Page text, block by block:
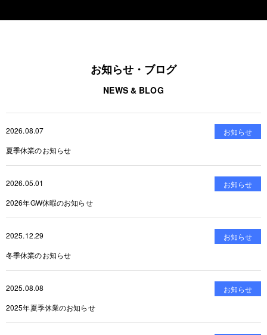
お知らせ・ブログ
NEWS & BLOG
2026.08.07
お知らせ
夏季休業のお知らせ
2026.05.01
お知らせ
2026年GW休暇のお知らせ
2025.12.29
お知らせ
冬季休業のお知らせ
2025.08.08
お知らせ
2025年夏季休業のお知らせ